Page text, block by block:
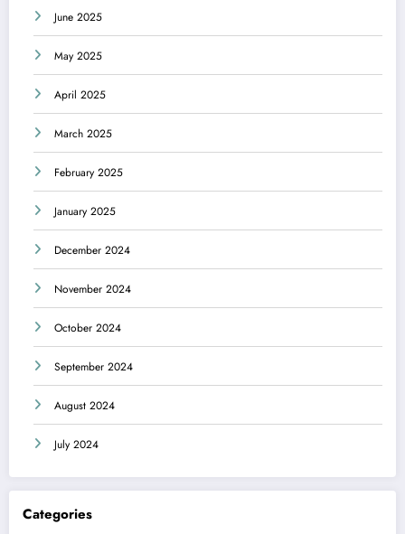
June 2025
May 2025
April 2025
March 2025
February 2025
January 2025
December 2024
November 2024
October 2024
September 2024
August 2024
July 2024
Categories